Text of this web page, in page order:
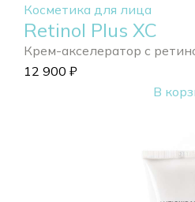
Косметика для лица
Retinol Plus XC
Крем-акселератор с
12 900 ₽
В